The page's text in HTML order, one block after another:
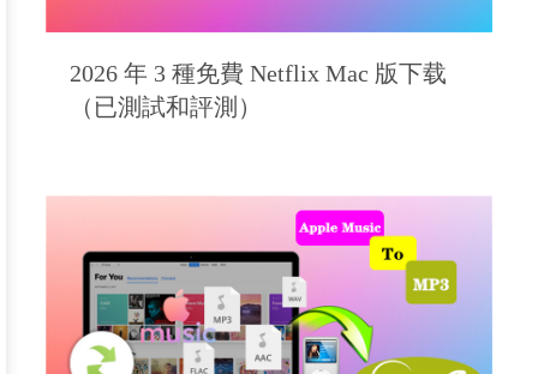
2026 年 3 種免費 Netflix Mac 版下载
（已測試和評測）